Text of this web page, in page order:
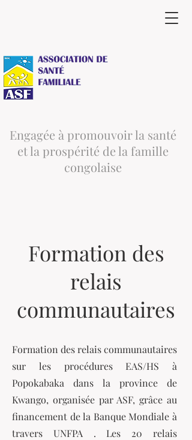
Engagée à promouvoir la santé
et la prospérité de la famille
congolaise
Formation des
relais
communautaires
Formation des relais communautaires
sur les procédures EAS/HS à
Popokabaka dans la province de
Kwango, organisée par ASF, grâce au
financement de la Banque Mondiale à
travers UNFPA . Les 20 relais